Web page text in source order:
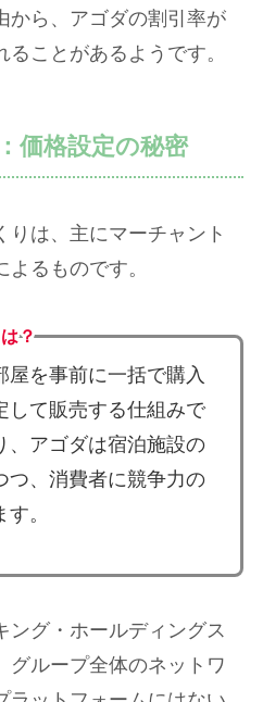
から、アゴダの割引率が
ることがあるようです。
価格設定の秘密
りは、主にマーチャント
るものです。
？
屋を事前に一括で購入
して販売する仕組みで
、アゴダは宿泊施設の
つ、消費者に競争力の
。
ング・ホールディングス
グループ全体のネットワ